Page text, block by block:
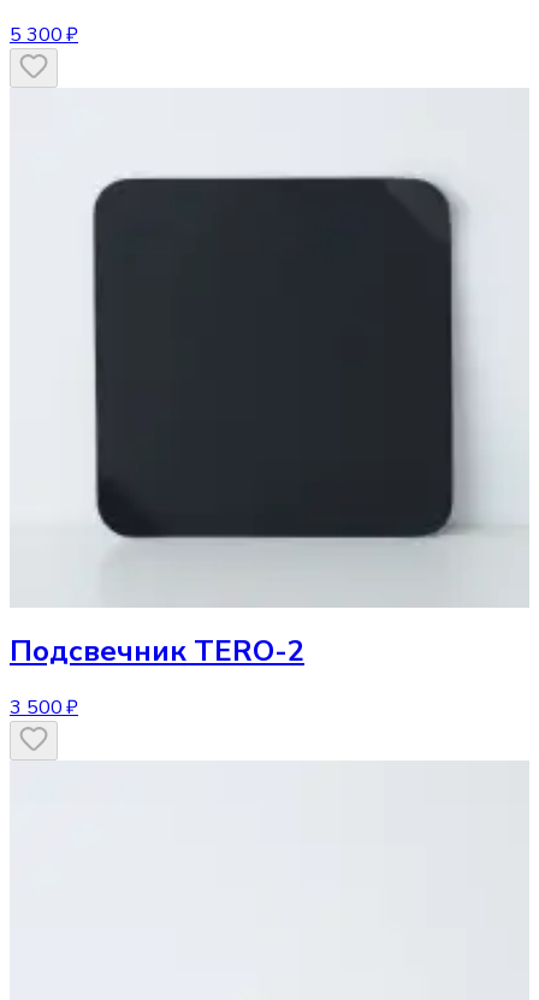
5 300 ₽
Подсвечник TERO-2
3 500 ₽